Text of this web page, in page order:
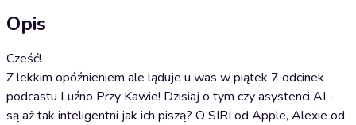
Opis
Cześć!
Z lekkim opóźnieniem ale ląduje u was w piątek 7 odcinek
podcastu Luźno Przy Kawie! Dzisiaj o tym czy asystenci AI -
są aż tak inteligentni jak ich piszą? O SIRI od Apple, Alexie od